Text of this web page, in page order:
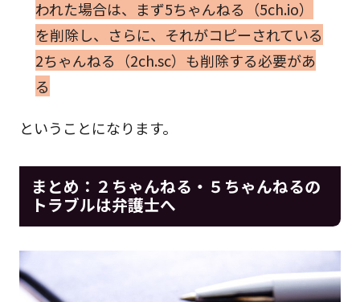
われた場合は、まず5ちゃんねる（5ch.io）
を削除し、さらに、それがコピーされている
2ちゃんねる（2ch.sc）も削除する必要があ
る
ということになります。
まとめ：２ちゃんねる・５ちゃんねるの
トラブルは弁護士へ